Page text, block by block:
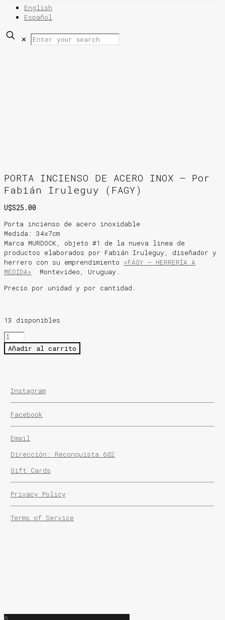
English
Español
✕
PORTA INCIENSO DE ACERO INOX – Por
Fabián Iruleguy (FAGY)
U$S25.00
Porta incienso de acero inoxidable
Medida: 34x7cm
Marca MURDOCK, objeto #1 de la nueva linea de
productos elaborados por Fabián Iruleguy, diseñador y
herrero con su emprendimiento «FAGY – HERRERÍA A
MEDIDA»
Montevideo, Uruguay.
Precio por unidad y por cantidad.
13 disponibles
PORTA
INCIENSO
DE
Por
Fabián
Iruleguy
Añadir al carrito
Instagram
Facebook
Email
Dirección: Reconquista 602
Gift Cards
Privacy Policy
Terms of Service